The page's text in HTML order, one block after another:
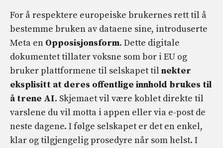
For å respektere europeiske brukernes rett til å
bestemme bruken av dataene sine, introduserte
Meta en Opposisjonsform. Dette digitale
dokumentet tillater voksne som bor i EU og
bruker plattformene til selskapet til nekter
eksplisitt at deres offentlige innhold brukes til
å trene AI. Skjemaet vil være koblet direkte til
varslene du vil motta i appen eller via e-post de
neste dagene. I følge selskapet er det en enkel,
klar og tilgjengelig prosedyre når som helst. I